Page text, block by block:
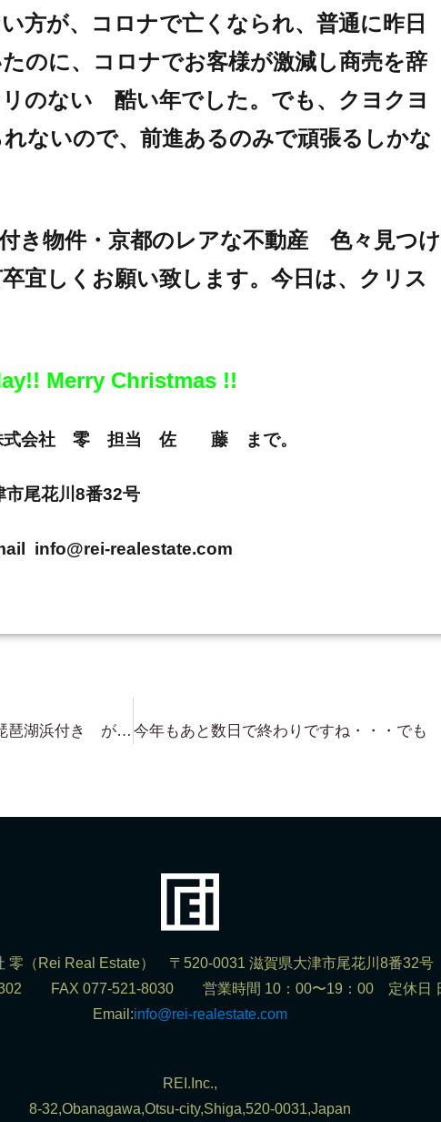
方が、コロナで亡くなられ、普通に昨日
のに、コロナでお客様が激減し商売を辞
のない 酷い年でした。でも、クヨクヨ
ないので、前進あるのみで頑張るしかな
き物件・京都のレアな不動産 色々見つけ
宜しくお願い致します。今日は、クリス
Merry Christmas !!
株式会社 零 担当 佐 藤 まで。
市尾花川8番32号
info@rei-realestate.com
なるほど・・・長浜方面の 琵琶湖浜付き が 最近熱いわけ（笑）名古屋からのアクセス、湖西道路の渋滞、またまた 公営の琵琶湖へのスロープあり等
零（Rei Real Estate） 〒520-0031 滋賀県大津市尾花川8番32号
FAX 077-521-8030 営業時間 10：00〜19：00 定休日
Email:info@rei-realestate.com
REI.Inc.,
8-32,Obanagawa,Otsu-city,Shiga,520-0031,Japan